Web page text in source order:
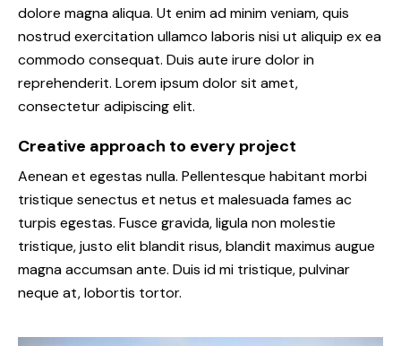
dolore magna aliqua. Ut enim ad minim veniam, quis
nostrud exercitation ullamco laboris nisi ut aliquip ex ea
commodo consequat. Duis aute irure dolor in
reprehenderit. Lorem ipsum dolor sit amet,
consectetur adipiscing elit.
Creative approach to every project
Aenean et egestas nulla. Pellentesque habitant morbi
tristique senectus et netus et malesuada fames ac
turpis egestas. Fusce gravida, ligula non molestie
tristique, justo elit blandit risus, blandit maximus augue
magna accumsan ante. Duis id mi tristique, pulvinar
neque at, lobortis tortor.